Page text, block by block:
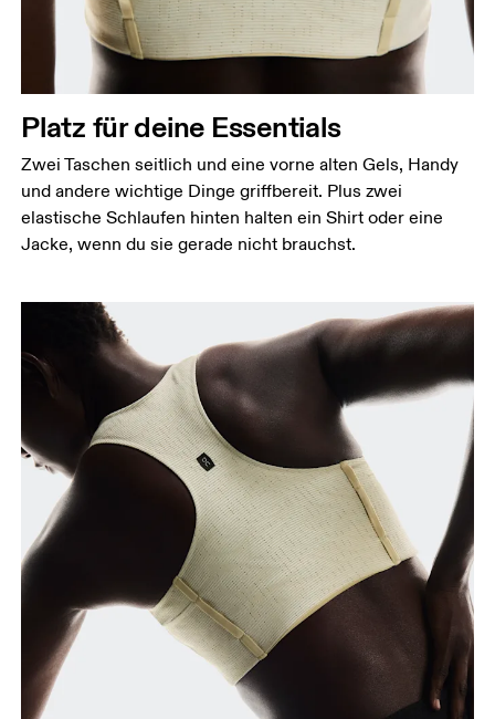
Platz für deine Essentials
Zwei Taschen seitlich und eine vorne alten Gels, Handy
und andere wichtige Dinge griffbereit. Plus zwei
elastische Schlaufen hinten halten ein Shirt oder eine
Jacke, wenn du sie gerade nicht brauchst.